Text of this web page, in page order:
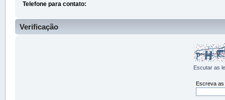
Telefone para contato:
Verificação
Escutar as
Escreva as